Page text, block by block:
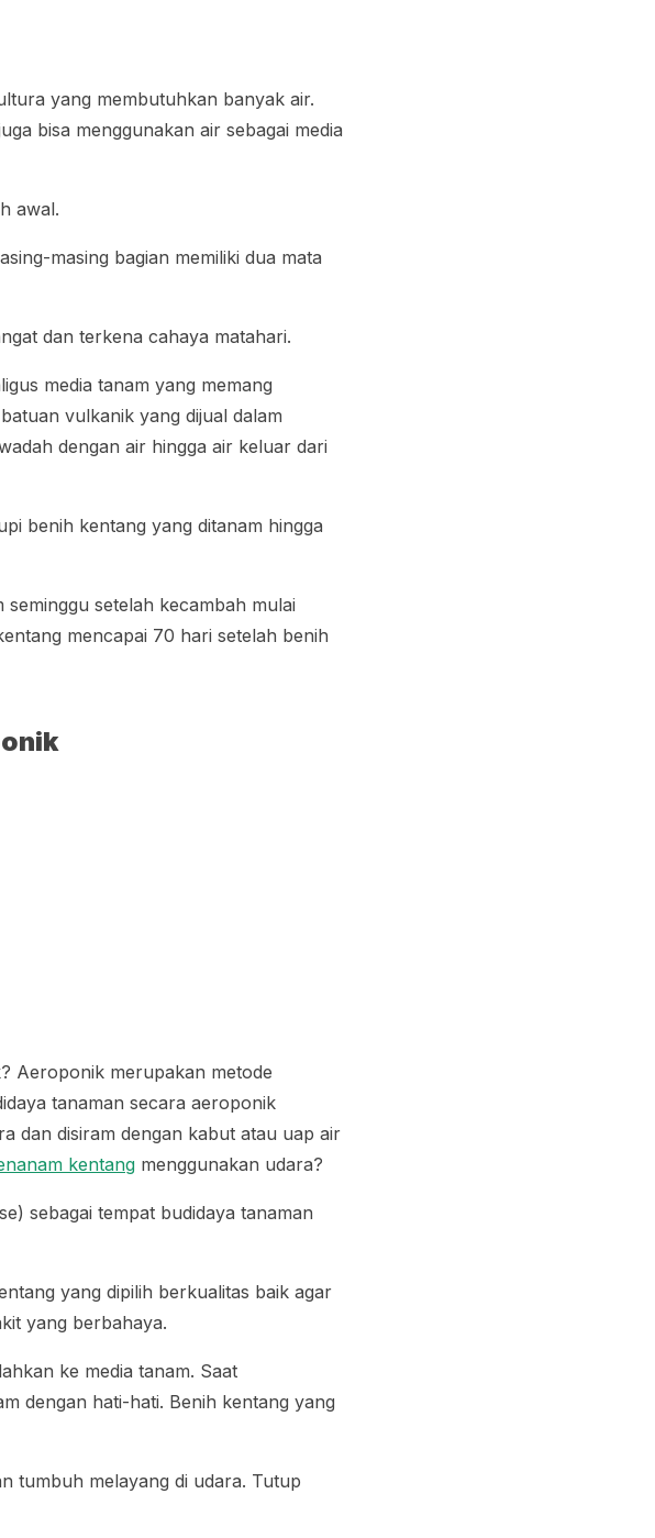
yang membutuhkan banyak air.
bisa menggunakan air sebagai media
awal.
masing bagian memiliki dua mata
dan terkena cahaya matahari.
media tanam yang memang
vulkanik yang dijual dalam
dengan air hingga air keluar dari
benih kentang yang ditanam hingga
setelah kecambah mulai
mencapai 70 hari setelah benih
Aeroponik merupakan metode
tanaman secara aeroponik
dan disiram dengan kabut atau uap air
kentang menggunakan udara?
) sebagai tempat budidaya tanaman
yang dipilih berkualitas baik agar
yang berbahaya.
ke media tanam. Saat
dengan hati-hati. Benih kentang yang
tumbuh melayang di udara. Tutup